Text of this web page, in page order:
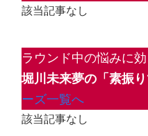
該当記事なし
ラウンド中の悩みに
堀川未来夢の「素振り
ーズ一覧へ
該当記事なし